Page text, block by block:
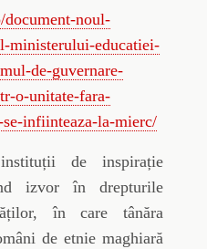
document-noul-
ministerului-educatiei-
de-guvernare-
o-unitate-fara-
infiinteaza-la-mierc/
de inspirație
izvor în drepturile
în care tânăra
de etnie maghiară